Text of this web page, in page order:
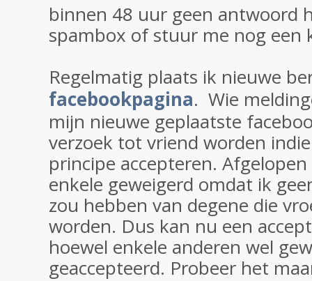
binnen 48 uur geen antwoord
spambox of stuur me nog een
Regelmatig plaats ik nieuwe
facebookpagina. Wie
mijn nieuwe geplaatste
verzoek tot vriend worden
principe accepteren.
enkele geweigerd omdat ik
zou hebben van degene die
worden. Dus kan nu een
hoewel enkele anderen wel
geaccepteerd. Probeer het